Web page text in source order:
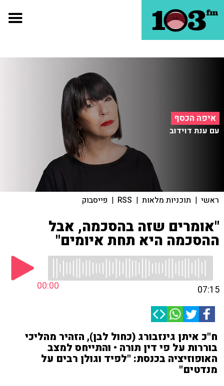
איפה הכסף
עם ענת דוידוב
ראשי | תוכניות מלאות |
RSS
| פייסבוק
"אומרים שזה בהסכמה, אבל
ההסכמה היא תחת איומים"
00:00 07:15
ח"כ איתן גינזבורג (כחול לבן), הזהיר מהליכי
בוררות על פי דין תורה • והתייחס למצב
האופוזיציה בכנסת: "לפיד וגולן רבים על
מנדטים"